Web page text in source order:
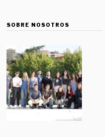
SOBRE NOSOTROS